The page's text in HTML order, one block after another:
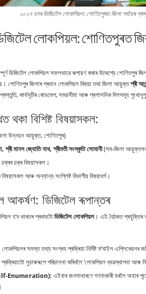
২০২৭ চনৰ ডিজিটেল লোকপিয়ল: শোণিতপুৰত জিলা পৰ্যায়ৰ
লোকপিয়ল: শোণিতপুৰত
ডিজিটেল লোকপিয়ল সফলভাৱে ৰূপায়ণ কৰাৰ উদ্দেশ্যে শোণিতপুৰ
শোণিতপুৰ জিলাৰ প্ৰধান লোকপিয়ল বিষয়া তথা জিলা আয়ুক্তশ্ৰী
কাৰ্যসূচীৰ ৰোডমেপ, সময়সীমা আৰু প্ৰশাসনিক দিশসমূহ
থকা বিশিষ্ট বিষয়াসকল:
উন্নয়ন আয়ুক্ত, শোণিতপুৰ)
শ্ৰী মানস জ্যোতি নাথ, শ্ৰীমতী সংস্কৃতি সোমানী(সম-জিলা
চক্ৰ বিষয়াসকল।
বিষয়াসকল আৰু অন্যান্য সংশ্লিষ্ট বিভাগীয় বিষয়াবৰ্গ।
আকৰ্ষণ: ডিজিটেল ৰূপান্তৰ
হ’ব ভাৰতৰ প্ৰথমটোডিজিটেল লোকপিয়ল। এই বৈঠকত প্ৰযুক্তিৰ
লোকপিয়লৰ সমস্ত তথ্য সংগ্ৰহ প্ৰক্ৰিয়া নিৰ্দিষ্ট ম’বাইল এপ্লিকেচনৰ
সুচাৰুৰূপে পৰিচালনা কৰিবলৈ ‘লোকপিয়ল ব্যৱস্থাপনা আৰু
Enumeration): এইবাৰ জনসাধাৰণে গণনাকাৰী ঘৰলৈ অহাৰ